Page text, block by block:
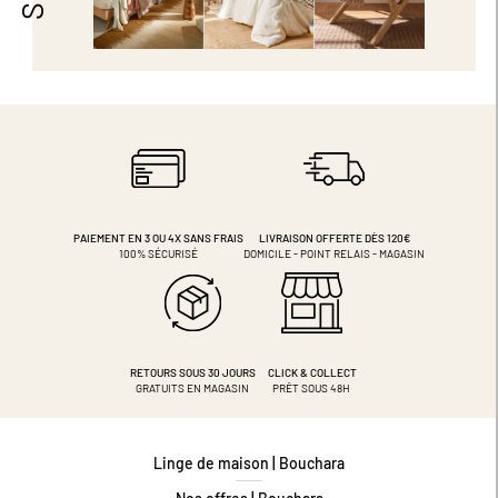
PAIEMENT EN 3 OU 4XSANS FRAIS
100% SÉCURISÉ
LIVRAISON OFFERTE DÈS 120€
DOMICILE - POINT RELAIS - MAGASIN
RETOURS SOUS 30 JOURS
GRATUITS EN MAGASIN
CLICK & COLLECT
PRÊT SOUS 48H
Linge de maison | Bouchara